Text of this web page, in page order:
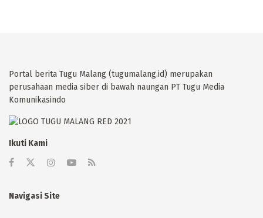
Portal berita Tugu Malang (tugumalang.id) merupakan
perusahaan media siber di bawah naungan PT Tugu Media
Komunikasindo
Ikuti Kami
Navigasi Site